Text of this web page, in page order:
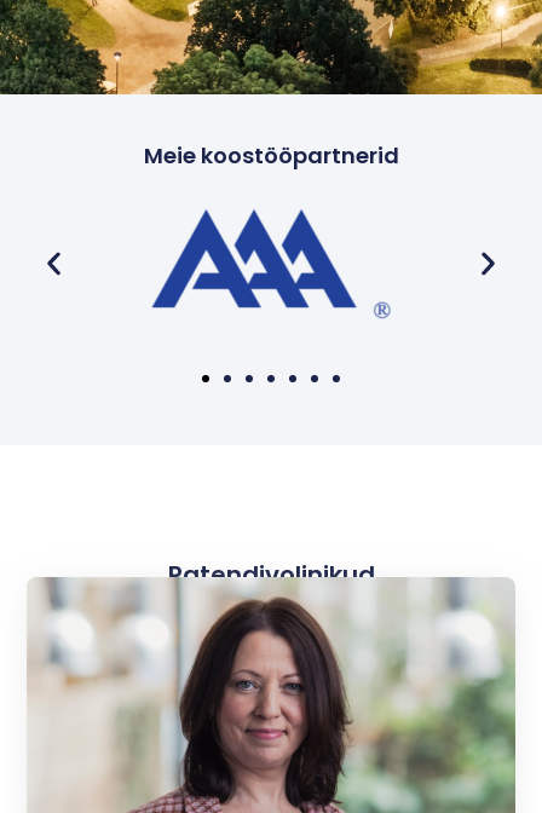
Meie koostööpartnerid
Patendivolinikud